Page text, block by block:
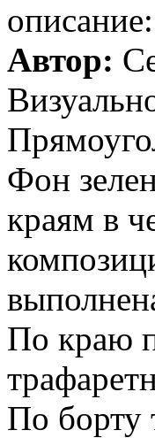
описание:
Автор:
Фон
краям в
По краю
По борту